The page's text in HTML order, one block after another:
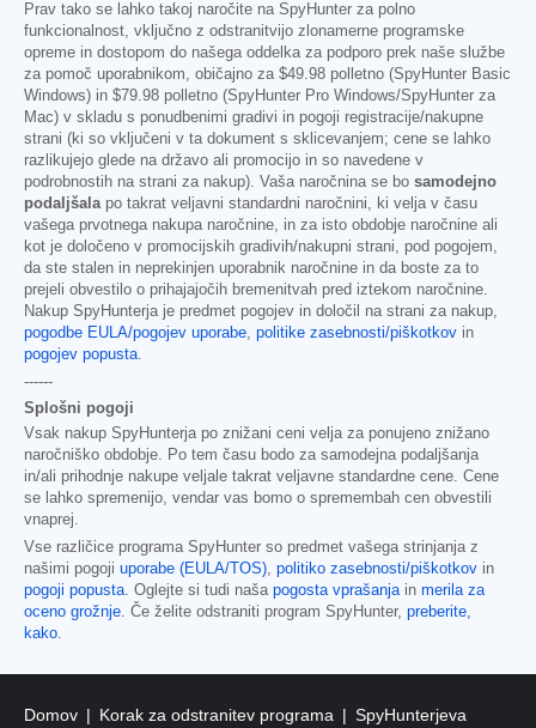
Prav tako se lahko takoj naročite na SpyHunter za polno
funkcionalnost, vključno z odstranitvijo zlonamerne programske
opreme in dostopom do našega oddelka za podporo prek naše službe
za pomoč uporabnikom, običajno za $49.98 polletno (SpyHunter Basic
Windows) in $79.98 polletno (SpyHunter Pro Windows/SpyHunter za
Mac) v skladu s ponudbenimi gradivi in pogoji registracije/nakupne
strani (ki so vključeni v ta dokument s sklicevanjem; cene se lahko
razlikujejo glede na državo ali promocijo in so navedene v
podrobnostih na strani za nakup). Vaša naročnina se bo samodejno
podaljšalapo takrat veljavni standardni naročnini, ki velja v času
vašega prvotnega nakupa naročnine, in za isto obdobje naročnine ali
kot je določeno v promocijskih gradivih/nakupni strani, pod pogojem,
da ste stalen in neprekinjen uporabnik naročnine in da boste za to
prejeli obvestilo o prihajajočih bremenitvah pred iztekom naročnine.
Nakup SpyHunterja je predmet pogojev in določil na strani za nakup,
pogodbe EULA/pogojev uporabe, politike zasebnosti/piškotkov in
pogojev popusta.
------
Splošni pogoji
Vsak nakup SpyHunterja po znižani ceni velja za ponujeno znižano
naročniško obdobje. Po tem času bodo za samodejna podaljšanja
in/ali prihodnje nakupe veljale takrat veljavne standardne cene. Cene
se lahko spremenijo, vendar vas bomo o spremembah cen obvestili
vnaprej.
Vse različice programa SpyHunter so predmet vašega strinjanja z
našimi pogoji uporabe (EULA/TOS), politiko zasebnosti/piškotkov in
pogoji popusta. Oglejte si tudi naša pogosta vprašanjain merila za
oceno grožnje. Če želite odstraniti program SpyHunter, preberite,
kako.
Domov Korak za odstranitev programa SpyHunterjeva